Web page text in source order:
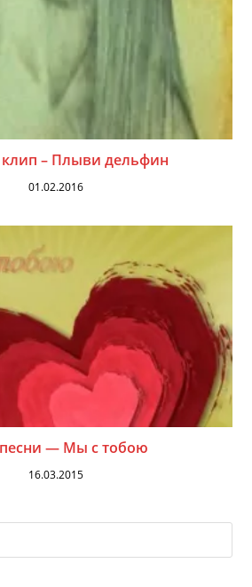
– Плыви дельфин
01.02.2016
— Мы с тобою
16.03.2015